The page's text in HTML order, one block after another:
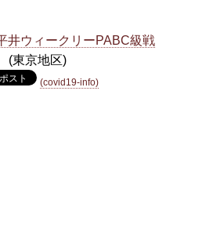
井ウィークリーPABC級戦
(東京地区)
(covid19-info)